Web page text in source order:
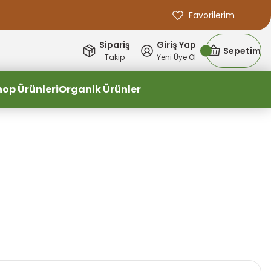
Favorilerim
Sipariş
Takip
Giriş Yap
Yeni Üye Ol
Sepetim
ÜrünleriOrganik Ürünler